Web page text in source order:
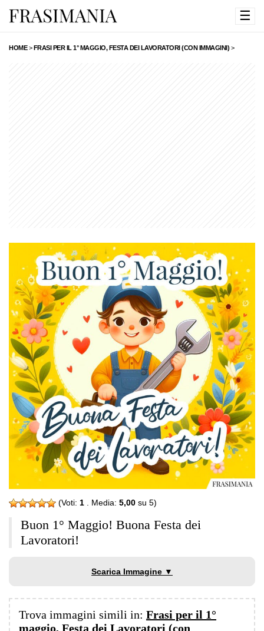
☰
HOME>FRASI PER IL 1° MAGGIO, FESTA DEI LAVORATORI (CON IMMAGINI) >
(Voti: 1 . Media: 5,00 su 5)
Buon 1° Maggio! Buona Festa dei
Lavoratori!
Scarica Immagine ▼
Trova immagini simili in: Frasi per il 1°
maggio, Festa dei Lavoratori (con